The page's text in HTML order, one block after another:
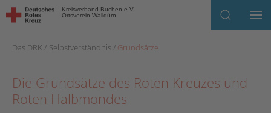
Kreisverband Buchen e.V.
Ortsverein Walldürn
Das DRK Selbstverständnis Grundsätze
Die Grundsätze des Roten Kreuzes und
Roten Halbmondes